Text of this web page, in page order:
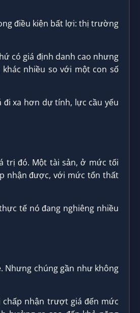
điều kiện bất lợi: thị trường
có giá định danh cao nhưng
nhiều so với một con số
xa hơn dự tính, lực cầu yếu
trị đó. Một tài sản, ở mức tối
nhận được, với mức tổn thất
tế nó đang nghiêng nhiều
Nhưng chúng gần như không
chấp nhận trượt giá đến mức